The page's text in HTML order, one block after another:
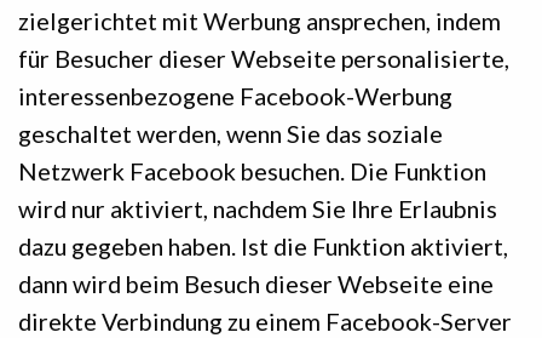
zielgerichtet mit Werbung ansprechen, indem
für Besucher dieser Webseite personalisierte,
interessenbezogene Facebook-Werbung
geschaltet werden, wenn Sie das soziale
Netzwerk Facebook besuchen. Die Funktion
wird nur aktiviert, nachdem Sie Ihre Erlaubnis
dazu gegeben haben. Ist die Funktion aktiviert,
dann wird beim Besuch dieser Webseite eine
direkte Verbindung zu einem Facebook-Server